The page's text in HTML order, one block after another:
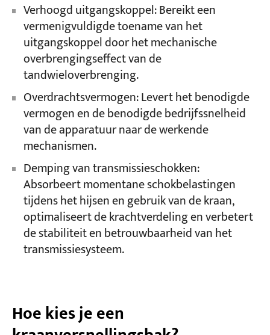
Verhoogd uitgangskoppel: Bereikt een
vermenigvuldigde toename van het
uitgangskoppel door het mechanische
overbrengingseffect van de
tandwieloverbrenging.
Overdrachtsvermogen: Levert het benodigde
vermogen en de benodigde bedrijfssnelheid
van de apparatuur naar de werkende
mechanismen.
Demping van transmissieschokken:
Absorbeert momentane schokbelastingen
tijdens het hijsen en gebruik van de kraan,
optimaliseert de krachtverdeling en verbetert
de stabiliteit en betrouwbaarheid van het
transmissiesysteem.
Hoe kies je een